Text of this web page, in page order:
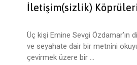
İletişim(sizlik)
Üç kişi Emine Sevgi Özdamar’ın
ve seyahate dair bir metnini
çevirmek üzere bir ...